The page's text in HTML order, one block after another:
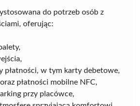
do potrzeb osób z
oferując:
płatności, w tym karty debetowe,
płatności mobilne NFC,
przy placówce,